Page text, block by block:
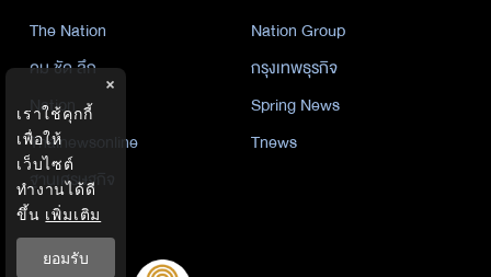
The Nation
Nation Group
คม ชัด ลึก
กรุงเทพธุรกิจ
Nation
Spring News
Thainewsonline
Tnews
ฐานเศรษฐกิจ
×
เราใช้คุกกี้
เพื่อให้
เว็บไซต์
ทำงานได้ดี
ขึ้น เพิ่มเติม
ยอมรับ